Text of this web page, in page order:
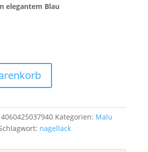
elegantem Blau
4060425037940 Kategorien: Malu
nagellack